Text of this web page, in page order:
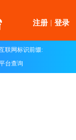
注册 登录
联网标识前缀:
台查询